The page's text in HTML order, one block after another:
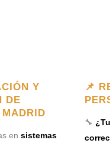
Y
DE
en sistemas
📌
🔧